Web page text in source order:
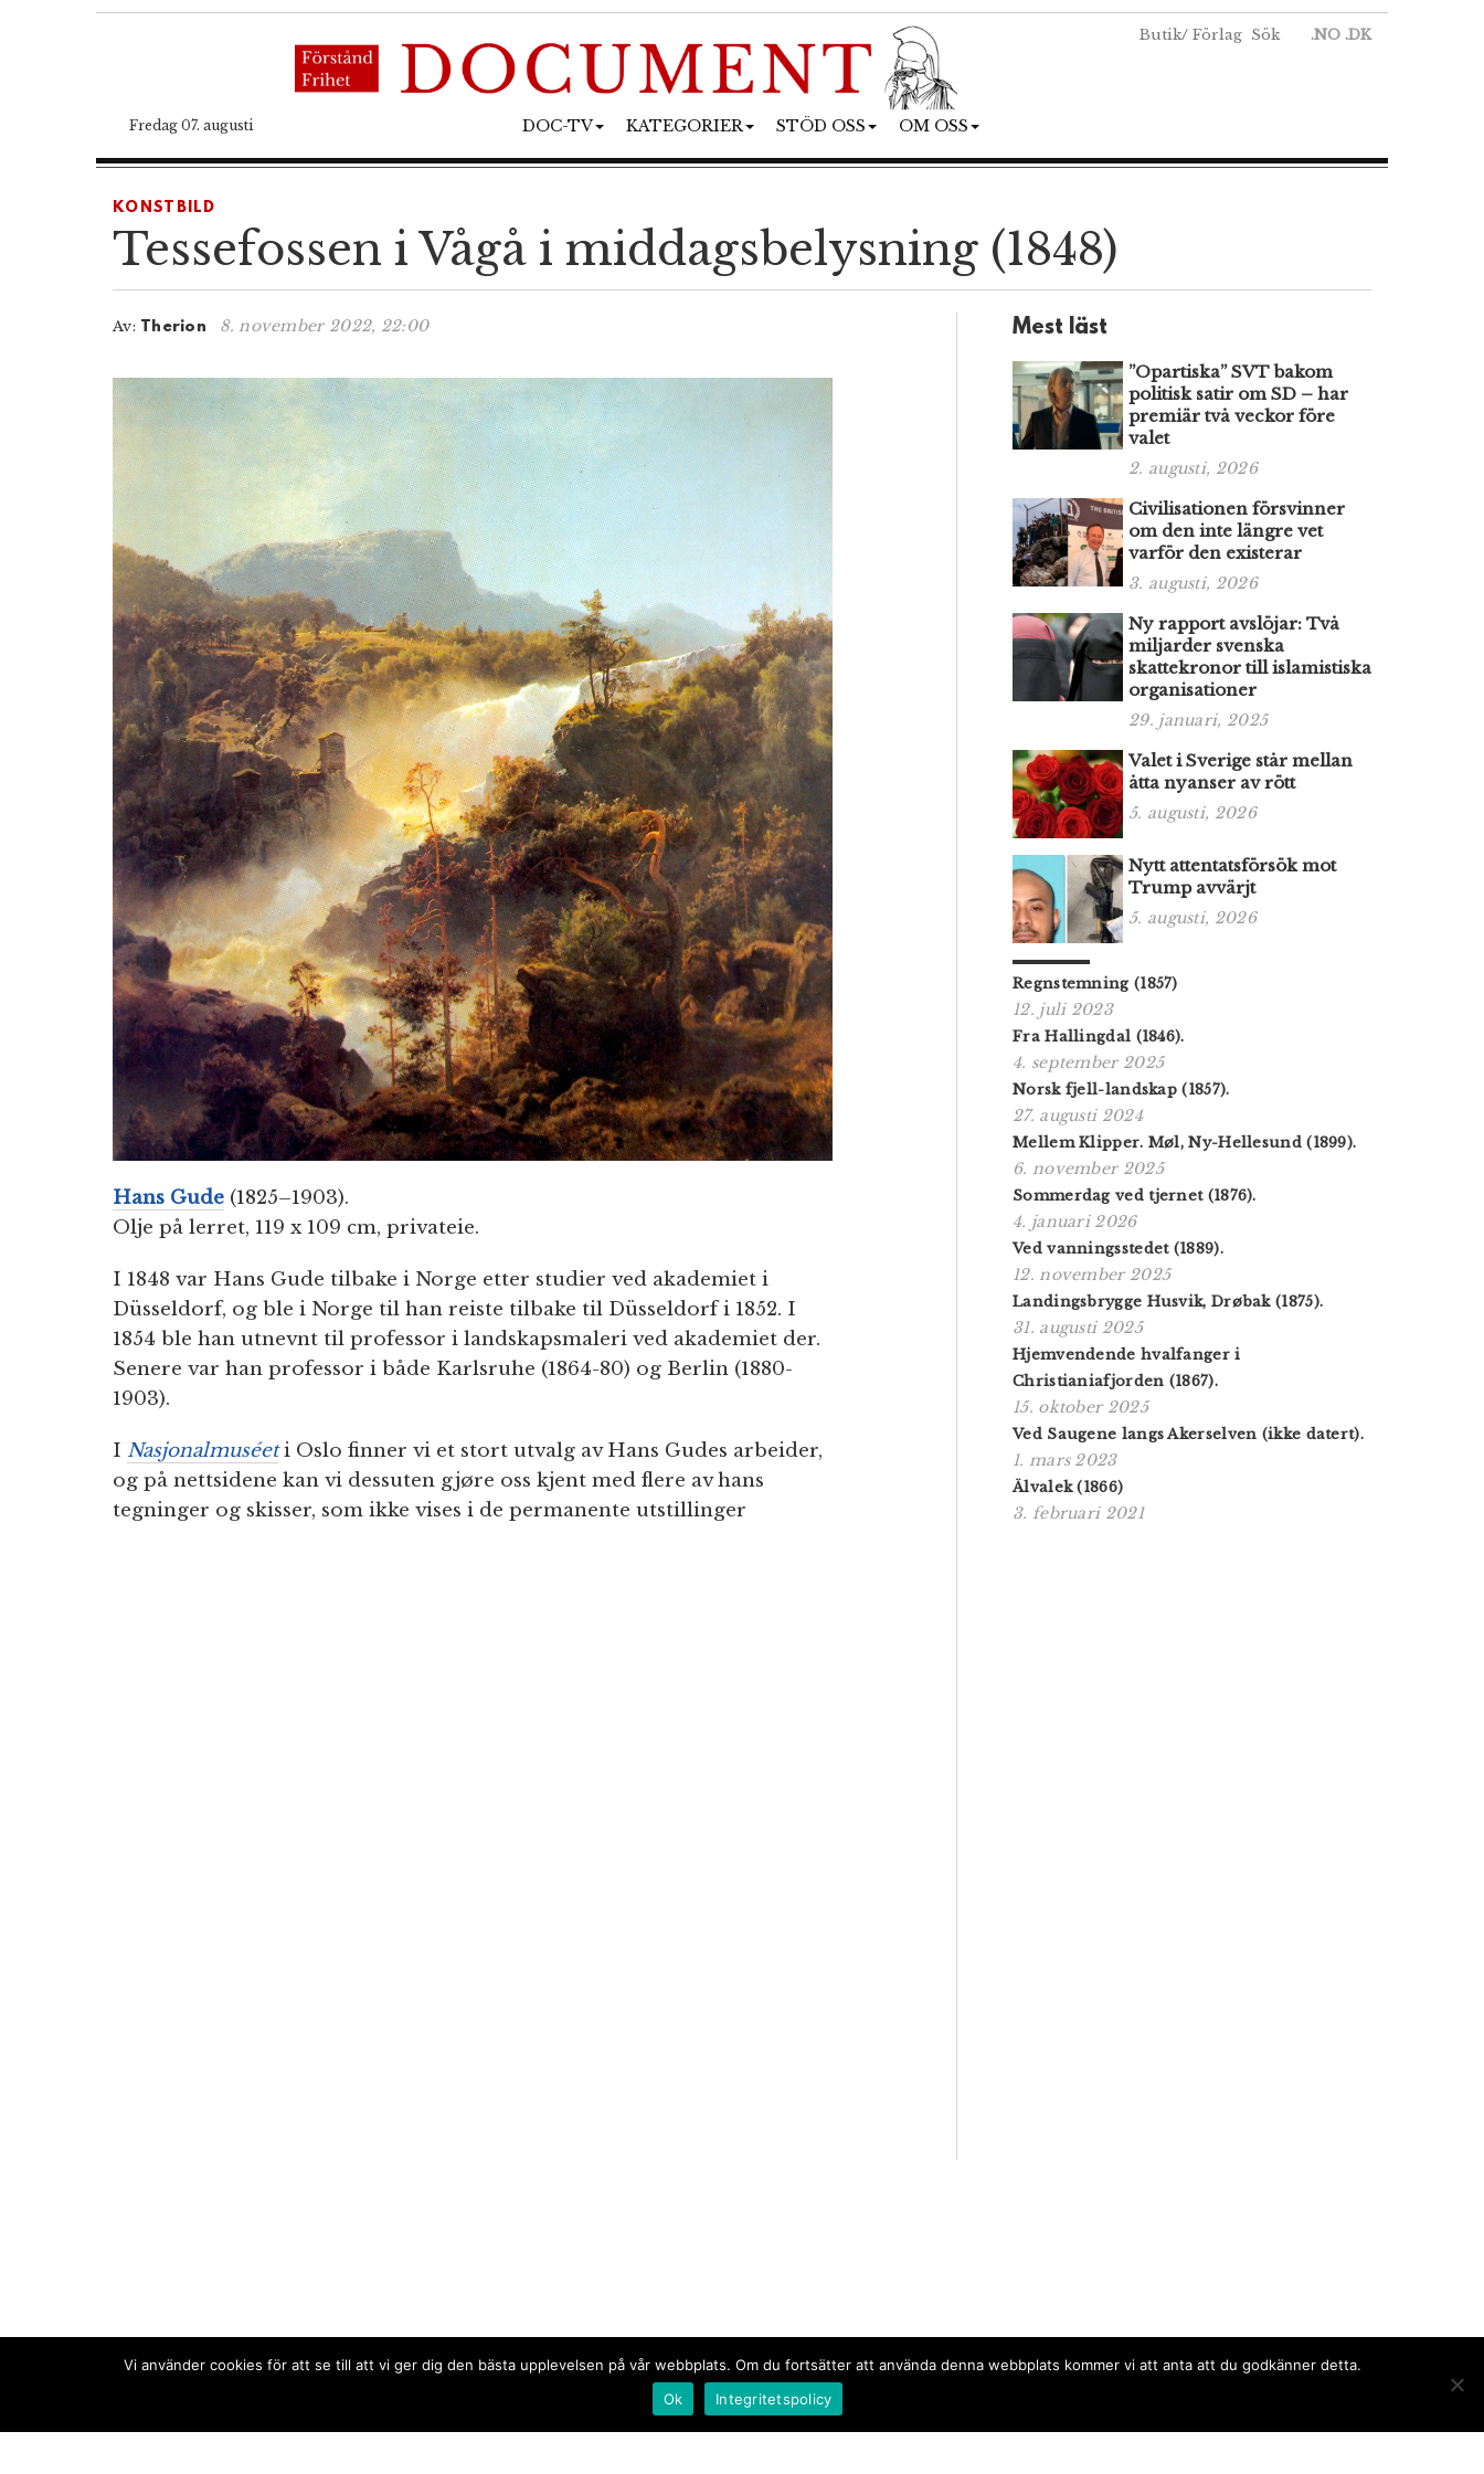
Butik/ Förlag Sök .NO .DK
Fredag 07. augusti DOC-TV KATEGORIER STÖD OSS OM OSS
KONSTBILD
Tessefossen i Vågå i middagsbelysning (1848)
Av: Therion 8. november 2022, 22:00
Hans Gude (1825–1903).
Olje på lerret, 119 x 109 cm, privateie.
I 1848 var Hans Gude tilbake i Norge etter studier ved akademiet i
Düsseldorf, og ble i Norge til han reiste tilbake til Düsseldorf i 1852. I
1854 ble han utnevnt til professor i landskapsmaleri ved akademiet der.
Senere var han professor i både Karlsruhe (1864-80) og Berlin (1880-
1903).
I Nasjonalmuséeti Oslo finner vi et stort utvalg av Hans Gudes arbeider,
og på nettsidene kan vi dessuten gjøre oss kjent med flere av hans
tegninger og skisser, som ikke vises i de permanente utstillinger
Mest läst
”Opartiska” SVT bakom
politisk satir om SD – har
premiär två veckor före
valet
2. augusti, 2026
Civilisationen försvinner
om den inte längre vet
varför den existerar
3. augusti, 2026
Ny rapport avslöjar: Två
miljarder svenska
skattekronor till islamistiska
organisationer
29. januari, 2025
Valet i Sverige står mellan
åtta nyanser av rött
5. augusti, 2026
Nytt attentatsförsök mot
Trump avvärjt
5. augusti, 2026
Regnstemning (1857)
12. juli 2023
Fra Hallingdal (1846).
4. september 2025
Norsk fjell-landskap (1857).
27. augusti 2024
Mellem Klipper. Møl, Ny-Hellesund (1899).
6. november 2025
Sommerdag ved tjernet (1876).
4. januari 2026
Ved vanningsstedet (1889).
12. november 2025
Landingsbrygge Husvik, Drøbak (1875).
31. augusti 2025
Hjemvendende hvalfanger i
Christianiafjorden (1867).
15. oktober 2025
Ved Saugene langs Akerselven (ikke datert).
1. mars 2023
Älvalek (1866)
3. februari 2021
Vi använder cookies för att se till att vi ger dig den bästa upplevelsen på vår webbplats. Om du fortsätter att använda denna webbplats kommer vi att anta att du godkänner detta.
Ok
Integritetspolicy